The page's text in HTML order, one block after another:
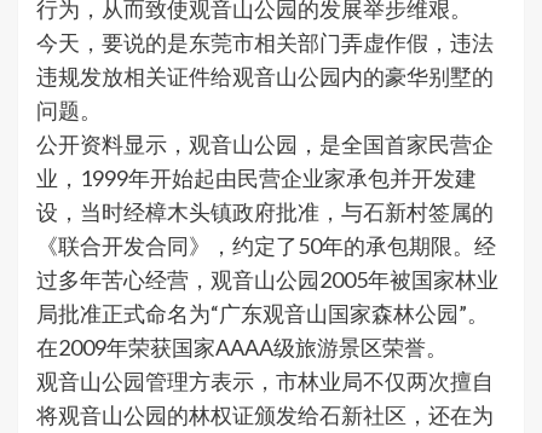
行为，从而致使观音山公园的发展举步维艰。
今天，要说的是东莞市相关部门弄虚作假，违法
违规发放相关证件给观音山公园内的豪华别墅的
问题。
公开资料显示，观音山公园，是全国首家民营企
业，1999年开始起由民营企业家承包并开发建
设，当时经樟木头镇政府批准，与石新村签属的
《联合开发合同》，约定了50年的承包期限。经
过多年苦心经营，观音山公园2005年被国家林业
局批准正式命名为“广东观音山国家森林公园”。
在2009年荣获国家AAAA级旅游景区荣誉。
观音山公园管理方表示，市林业局不仅两次擅自
将观音山公园的林权证颁发给石新社区，还在为